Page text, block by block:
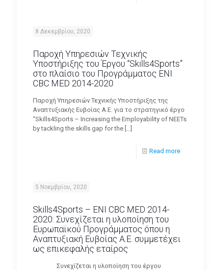
8 Δεκεμβρίου, 2020
Παροχή Υπηρεσιών Τεχνικής
Υποστήριξης του Έργου “Skills4Sports”
στο πλαίσιο του Προγράμματος ENI
CBC MED 2014-2020
Παροχή Υπηρεσιών Τεχνικής Υποστήριξης της
Αναπτυξιακής Ευβοίας Α.Ε. για το στρατηγικό έργο
“Skills4Sports – Increasing the Employability of NEETs
by tackling the skills gap for the[…]
Read more
5 Νοεμβρίου, 2020
Skills4Sports – ENI CBC MED 2014-
2020: Συνεχίζεται η υλοποίηση του
Ευρωπαϊκού Προγράμματος όπου η
Αναπτυξιακή Ευβοίας Α.Ε. συμμετέχει
ως επικεφαλής εταίρος
Συνεχίζεται η υλοποίηση του έργου